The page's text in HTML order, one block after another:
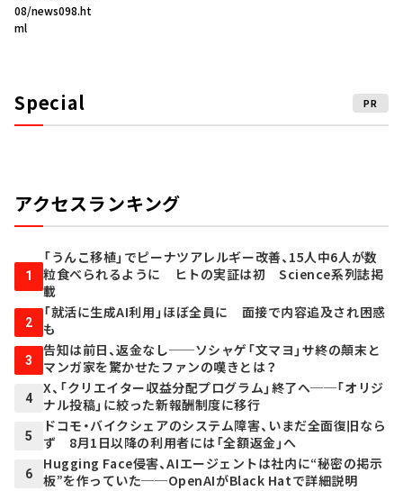
08/news098.ht
ml
Special PR
アクセスランキング
1
「うんこ移植」でピーナツアレルギー改善、15人中6人が数
粒食べられるように ヒトの実証は初 Science系列誌掲
載
2
「就活に生成AI利用」ほぼ全員に 面接で内容追及され困惑
も
3
告知は前日、返金なし──ソシャゲ「文マヨ」サ終の顛末と
マンガ家を驚かせたファンの嘆きとは？
4
X、「クリエイター収益分配プログラム」終了へ──「オリジ
ナル投稿」に絞った新報酬制度に移行
5
ドコモ・バイクシェアのシステム障害、いまだ全面復旧なら
ず 8月1日以降の利用者には「全額返金」へ
6
Hugging Face侵害、AIエージェントは社内に“秘密の掲示
板”を作っていた──OpenAIがBlack Hatで詳細説明